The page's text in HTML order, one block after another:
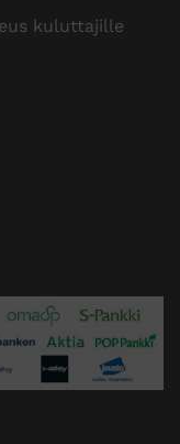
kuluttajille